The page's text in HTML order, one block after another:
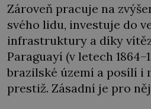
Zároveň pracuje na
svého lidu, investuje do
infrastruktury a díky
Paraguayí (v letech
brazilské území a posílí i
prestiž. Zásadní je pro